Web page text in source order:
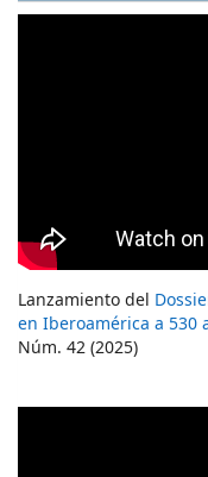
Lanzamiento del
en Iberoamérica a 530
Núm. 42 (2025)